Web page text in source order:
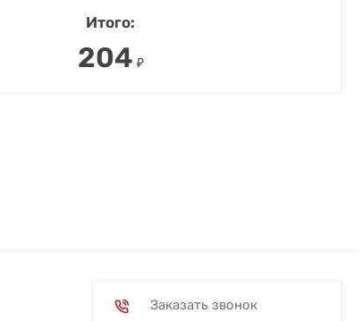
Итого:
204 ₽
Заказать звонок